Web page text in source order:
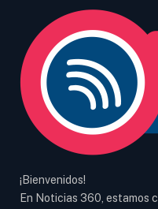
¡Bienvenidos!
En Noticias 360, estamos